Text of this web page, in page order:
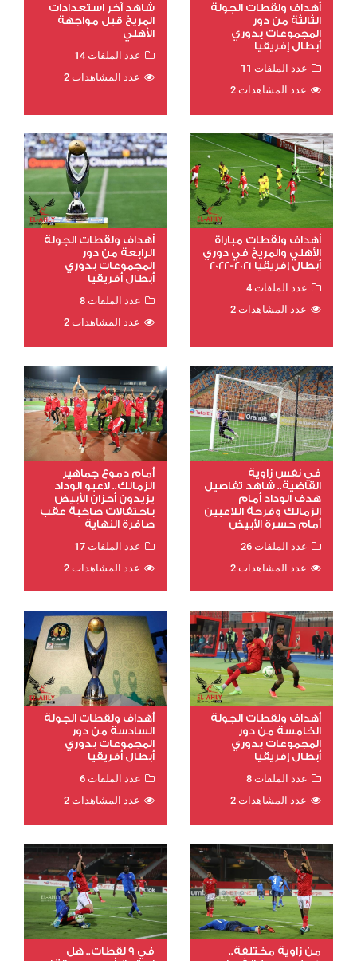
أهداف ولقطات الجولة
الثالثة من دور
المجموعات بدوري
أبطال إفريقيا
عدد الملفات 11
عدد المشاهدات 2
شاهد آخر استعدادات
المريخ قبل مواجهة
الأهلي
عدد الملفات 14
عدد المشاهدات 2
أهداف ولقطات مباراة
الأهلي والمريخ في دوري
أبطال إفريقيا 2021-2022
عدد الملفات 4
عدد المشاهدات 2
أهداف ولقطات الجولة
الرابعة من دور
المجموعات بدوري
أبطال أفريقيا
عدد الملفات 8
عدد المشاهدات 2
في نفس زاوية
القاضية.. شاهد تفاصيل
هدف الوداد أمام
الزمالك وفرحة اللاعبين
أمام حسرة الأبيض
عدد الملفات 26
عدد المشاهدات 2
أمام دموع جماهير
الزمالك.. لاعبو الوداد
يزيدون أحزان الأبيض
باحتفالات صاخبة عقب
صافرة النهاية
عدد الملفات 17
عدد المشاهدات 2
أهداف ولقطات الجولة
الخامسة من دور
المجموعات بدوري
أبطال إفريقيا
عدد الملفات 8
عدد المشاهدات 2
أهداف ولقطات الجولة
السادسة من دور
المجموعات بدوري
أبطال أفريقيا
عدد الملفات 6
عدد المشاهدات 2
من زاوية مختلفة..
في 9 لقطات.. هل